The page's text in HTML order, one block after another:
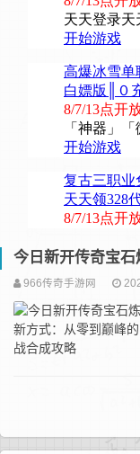
今日新开传奇宝
966传奇手游网